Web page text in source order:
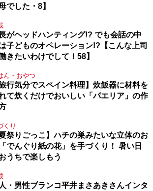
でした・8】
がヘッドハンティング!? でも会話の中
子どものオペレーション!?【こんな上司
きたいわけでして！58】
ん・おやつ
旅行気分でスペイン料理】炊飯器に材料を
て炊くだけでおいしい「パエリア」の作
くり
夏祭りごっこ】ハチの巣みたいな立体のお
でんぐり紙の花」を手づくり！ 暑い日
うちで楽しもう
・男性ブランコ平井まさあきさんインタ